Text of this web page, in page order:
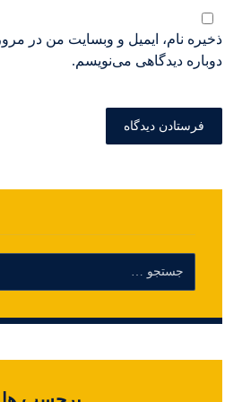
ذخیره نام، ایمیل و وبسایت من در
دوباره دیدگاهی می‌نویسم.